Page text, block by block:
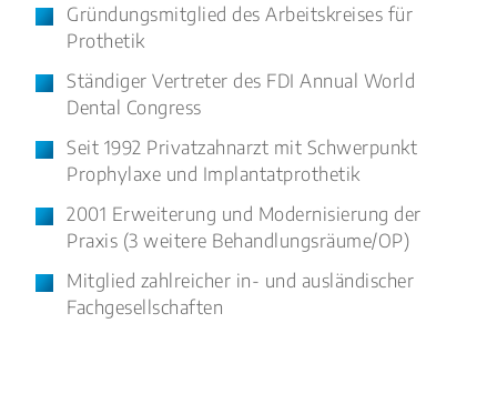
Gründungsmitglied des Arbeitskreises für
Prothetik
Ständiger Vertreter des FDI Annual World
Dental Congress
Seit 1992 Privatzahnarzt mit Schwerpunkt
Prophylaxe und Implantatprothetik
2001 Erweiterung und Modernisierung der
Praxis (3 weitere Behandlungsräume/OP)
Mitglied zahlreicher in- und ausländischer
Fachgesellschaften